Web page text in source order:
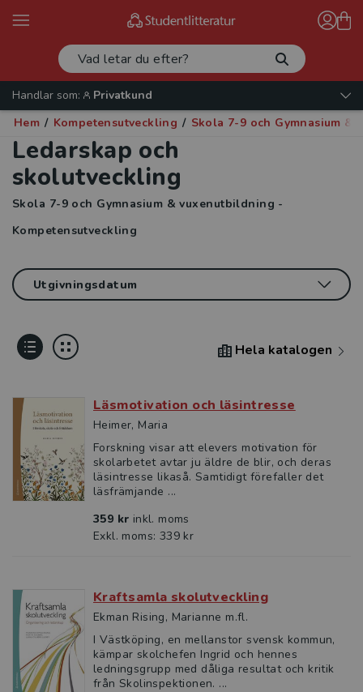
Handlar som:
Privatkund
Hem / Kompetensutveckling / Skola 7-9 och Gymnasium &
Ledarskap och
skolutveckling
Skola 7-9 och Gymnasium & vuxenutbildning -
Kompetensutveckling
Hela katalogen
Läsmotivation och läsintresse
Heimer, Maria
Forskning visar att elevers motivation för
skolarbetet avtar ju äldre de blir, och deras
läsintresse likaså. Samtidigt förefaller det
läsfrämjande ...
359 kr inkl. moms
Exkl. moms: 339 kr
Kraftsamla skolutveckling
Ekman Rising, Marianne m.fl.
I Västköping, en mellanstor svensk kommun,
kämpar skolchefen Ingrid och hennes
ledningsgrupp med dåliga resultat och kritik
från Skolinspektionen. ...